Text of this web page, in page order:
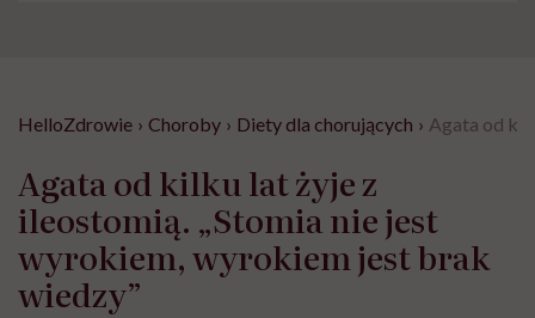
HelloZdrowie › Choroby › Diety dla chorujących › Agata od
Agata od kilku lat żyje z
ileostomią. „Stomia nie jest
wyrokiem, wyrokiem jest brak
wiedzy”